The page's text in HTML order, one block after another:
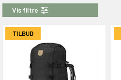
Vis filtre
TILBUD